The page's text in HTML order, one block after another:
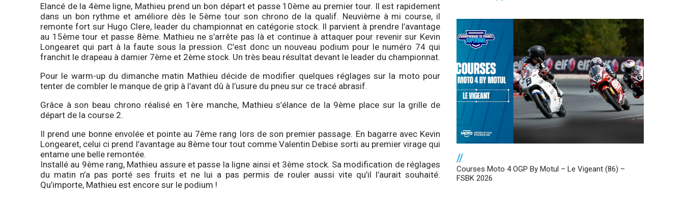
Elancé de la 4ème ligne, Mathieu prend un bon départ et passe 10ème au premier tour. Il est rapidement
dans un bon rythme et améliore dès le 5ème tour son chrono de la qualif. Neuvième à mi course, il
remonte fort sur Hugo Clere, leader du championnat en catégorie stock. Il parvient à prendre l’avantage
au 15ème tour et passe 8ème. Mathieu ne s’arrête pas là et continue à attaquer pour revenir sur Kevin
Longearet qui part à la faute sous la pression. C’est donc un nouveau podium pour le numéro 74 qui
franchit le drapeau à damier 7ème et 2ème stock. Un très beau résultat devant le leader du championnat.
Pour le warm-up du dimanche matin Mathieu décide de modifier quelques réglages sur la moto pour
tenter de combler le manque de grip à l’avant dû à l’usure du pneu sur ce tracé abrasif.
Grâce à son beau chrono réalisé en 1ère manche, Mathieu s’élance de la 9ème place sur la grille de
départ de la course 2.
Il prend une bonne envolée et pointe au 7ème rang lors de son premier passage. En bagarre avec Kevin
Longearet, celui ci prend l’avantage au 8ème tour tout comme Valentin Debise sorti au premier virage qui
entame une belle remontée.
Installé au 9ème rang, Mathieu assure et passe la ligne ainsi et 3ème stock. Sa modification de réglages
du matin n’a pas porté ses fruits et ne lui a pas permis de rouler aussi vite qu’il l’aurait souhaité.
Qu’importe, Mathieu est encore sur le podium !
//
Courses Moto 4 OGP By Motul – Le Vigeant (86) –
FSBK 2026